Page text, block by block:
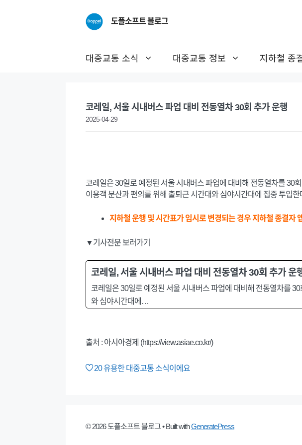
도플소프트 블로그
대중교통 소식 대중교통 정보 지하철 종
코레일, 서울 시내버스 파업 대비 전동열차 30회 추가 운행
2025-04-29
코레일은 30일로 예정된 서울 시내버스 파업에 대비해 전동열차를 30
이용객 분산과 편의를 위해 출퇴근 시간대와 심야시간대에 집중 투입한
지하철 운행 및 시간표가 임시로 변경되는 경우 지하철 종결자
▼기사전문 보러가기
코레일, 서울 시내버스 파업 대비 전동열차 30회 추가 운
코레일은 30일로 예정된 서울 시내버스 파업에 대비해 전동열차를
와 심야시간대에…
출처 : 아시아경제 (https://view.asiae.co.kr/)
20유용한 대중교통 소식이에요
© 2026 도플소프트 블로그• Built withGeneratePress